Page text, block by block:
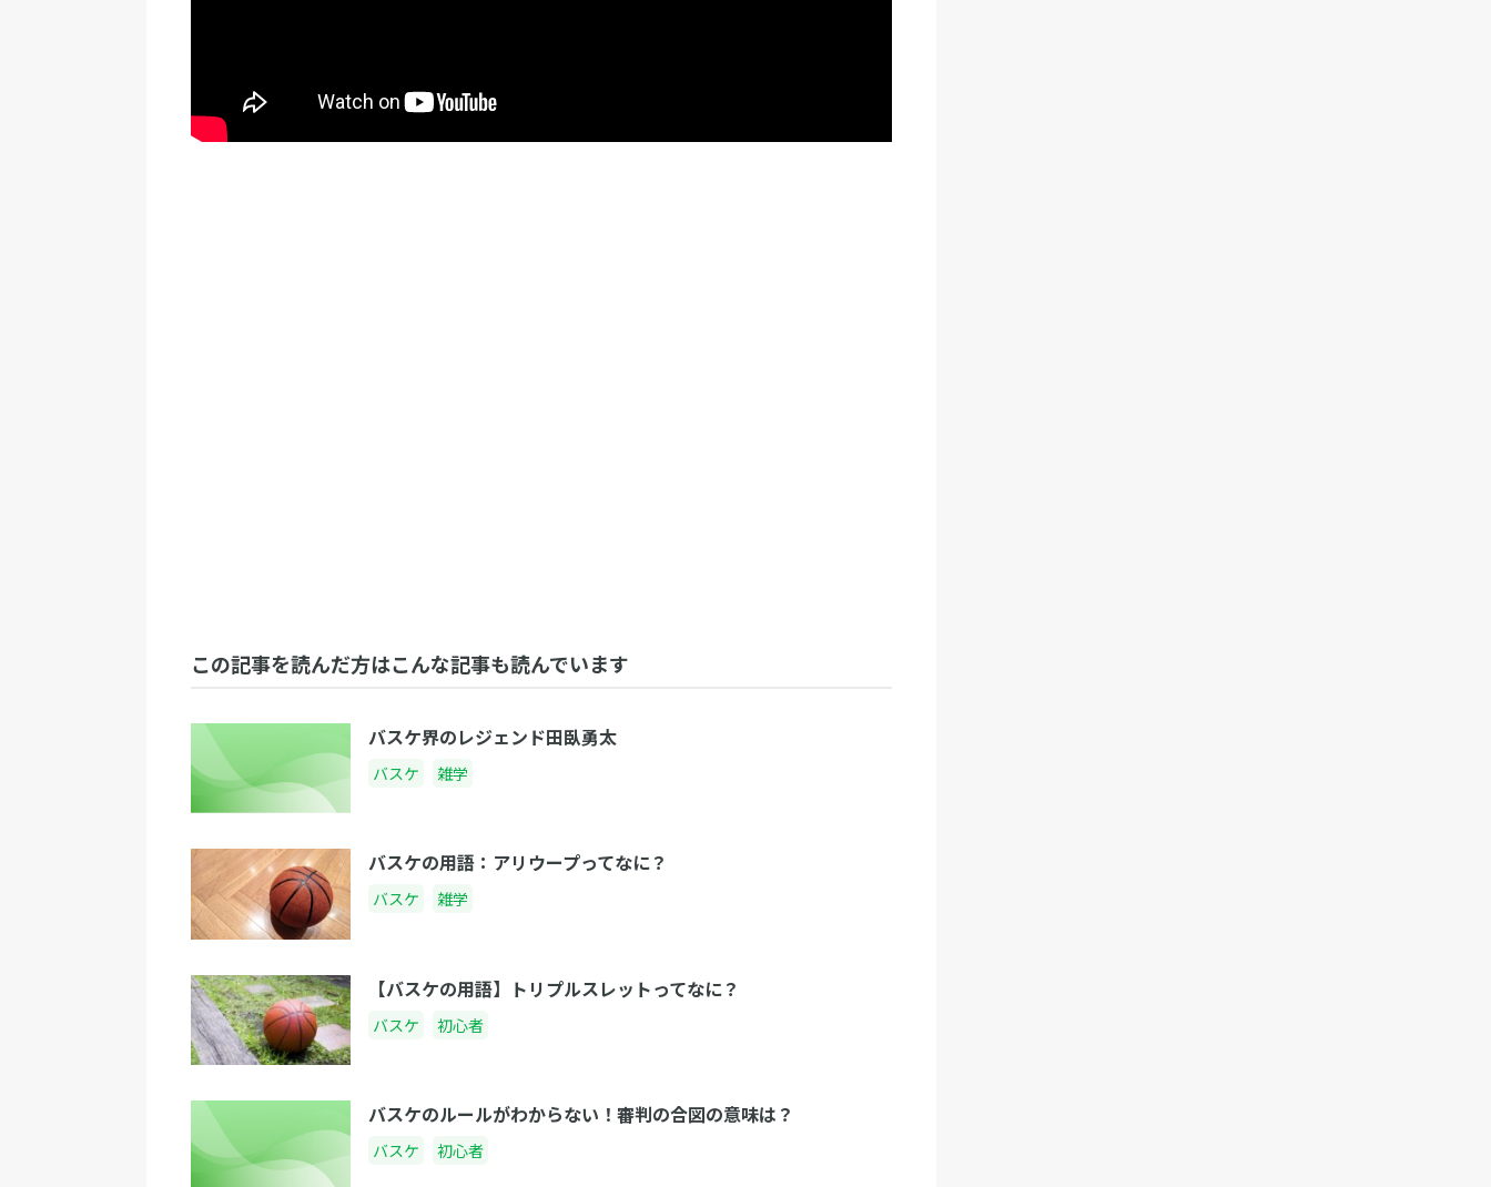
この記事を読んだ方はこんな記事も読んでいます
バスケ界のレジェンド田臥勇太
バスケ 雑学
バスケの用語：アリウープってなに？
バスケ 雑学
【バスケの用語】トリプルスレットってなに？
バスケ 初心者
バスケのルールがわからない！審判の合図の意味は？
バスケ 初心者